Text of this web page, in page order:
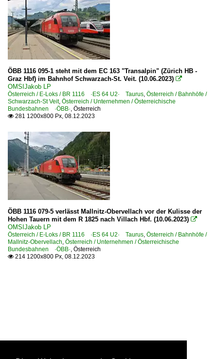
ÖBB 1116 095-1 steht mit dem EC 163 "Transalpin" (Zürich HB -
Graz Hbf) im Bahnhof Schwarzach-St. Veit. (10.06.2023) 
OMSIJakob LP
Österreich / E-Loks / BR 1116 ·ES 64 U2· Taurus, Österreich / Bahnhöfe /
Schwarzach-St Veit, Österreich / Unternehmen / Österreichische
Bundesbahnen ·ÖBB·, Österreich
 281 1200x800 Px, 08.12.2023
ÖBB 1116 079-5 verlässt Mallnitz-Obervellach vor der Kulisse der
Hohen Tauern mit dem R 1825 nach Villach Hbf. (10.06.2023) 
OMSIJakob LP
Österreich / E-Loks / BR 1116 ·ES 64 U2· Taurus, Österreich / Bahnhöfe /
Mallnitz-Obervellach, Österreich / Unternehmen / Österreichische
Bundesbahnen ·ÖBB·, Österreich
 214 1200x800 Px, 08.12.2023